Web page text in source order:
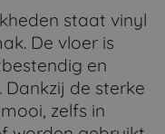
staat vinyl
De vloer is
en
de sterke
zelfs in